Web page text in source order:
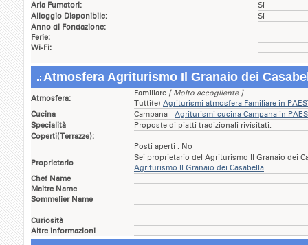
Aria Fumatori:
Si
Alloggio Disponibile:
Si
Anno di Fondazione:
Ferie:
Wi-Fi:
Atmosfera Agriturismo Il Granaio dei
Atmosfera:
Familiare [ Molto accogliente ]
Tutti(e) Agriturismi atmosfera Familiare in
Cucina
Campana - Agriturismi cucina Campana in
Specialità
Proposte di piatti tradizionali rivisitati.
Coperti(Terrazze):
Posti aperti : No
Proprietario
Sei proprietario del Agriturismo Il Granaio dei
Agriturismo Il Granaio dei Casabella
Chef Name
Maitre Name
Sommelier Name
Curiosità
Altre informazioni